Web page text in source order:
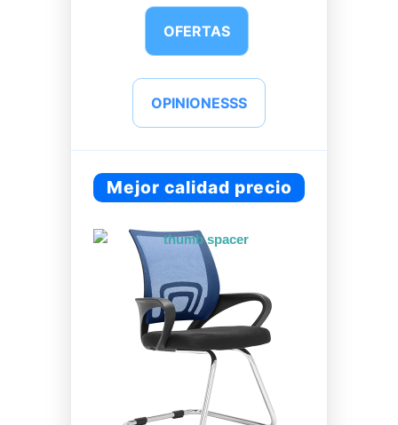
OFERTAS
OPINIONESSS
Mejor calidad precio